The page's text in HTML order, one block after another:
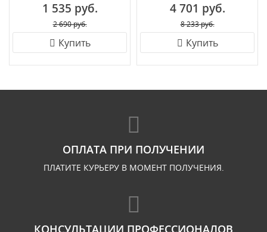
1 535 руб.
2 690 руб.
Купить
4 701 руб.
8 233 руб.
Купить
ОПЛАТА ПРИ ПОЛУЧЕНИИ
ПЛАТИТЕ КУРЬЕРУ В МОМЕНТ ПОЛУЧЕНИЯ.
КОНСУЛЬТАЦИИ ПРОФЕССИОНАЛОВ